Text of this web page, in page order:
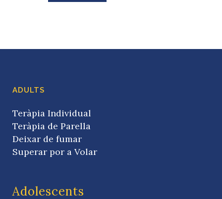
ADULTS
Teràpia Individual
Teràpia de Parella
Deixar de fumar
Superar por a Volar
Adolescents